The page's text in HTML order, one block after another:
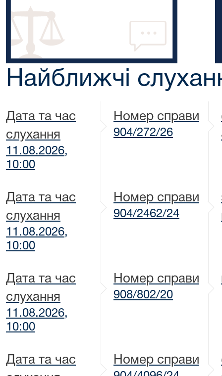
Найближчі
Дата та час
слухання
11.08.2026,
10:00
Номер справи
904/272/26
Дата та час
слухання
11.08.2026,
10:00
Номер справи
904/2462/24
Дата та час
слухання
11.08.2026,
10:00
Номер справи
908/802/20
Дата та час
Номер справи